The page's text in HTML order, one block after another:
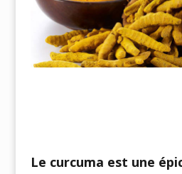
Le curcuma est une